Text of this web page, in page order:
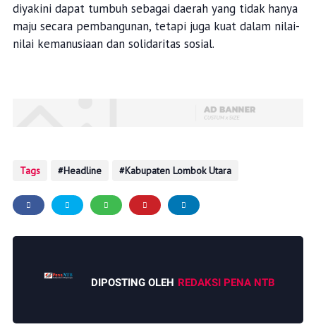
diyakini dapat tumbuh sebagai daerah yang tidak hanya
maju secara pembangunan, tetapi juga kuat dalam nilai-
nilai kemanusiaan dan solidaritas sosial.
Tags Headline Kabupaten Lombok Utara
DIPOSTING OLEH REDAKSI PENA NTB